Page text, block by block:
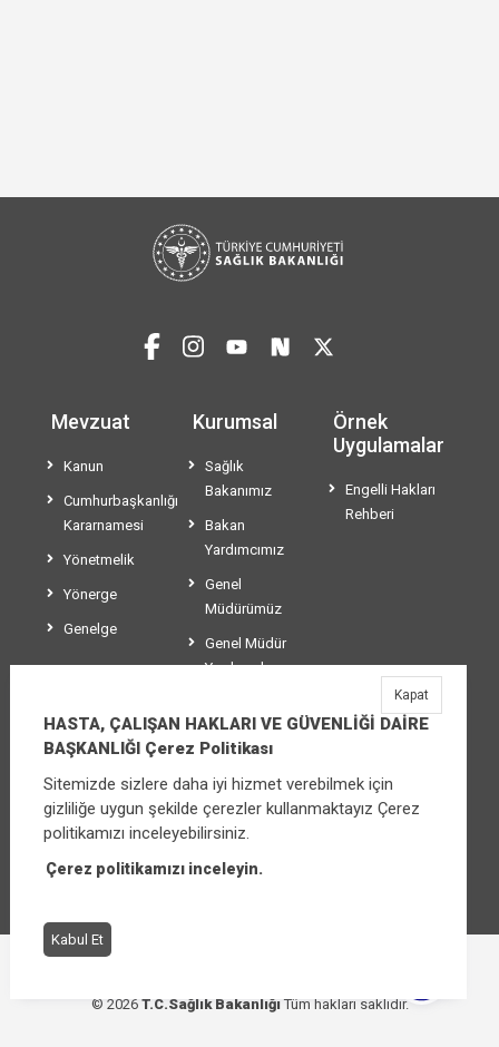
Mevzuat
Kanun
Cumhurbaşkanlığı
Kararnamesi
Yönetmelik
Yönerge
Genelge
Kurumsal
Sağlık
Bakanımız
Bakan
Yardımcımız
Genel
Müdürümüz
Genel Müdür
Yardımcılarımız
Örnek
Uygulamalar
Engelli Hakları
Rehberi
HASTA, ÇALIŞAN HAKLARI VE GÜVENLİĞİ
DAİRE BAŞKANLIĞI
Üniversiteler Mahallesi Şehit Mehmet Bayraktar
Caddesi No:3 Çankaya/Ankara
© 2026 T.C.Sağlık BakanlığıTüm hakları saklıdır.
HASTA, ÇALIŞAN HAKLARI VE GÜVENLİĞİ DAİRE
BAŞKANLIĞI Çerez Politikası
Sitemizde sizlere daha iyi hizmet verebilmek için
gizliliğe uygun şekilde çerezler kullanmaktayız Çerez
politikamızı inceleyebilirsiniz.
Çerez politikamızı inceleyin.
Kabul Et
Kapat